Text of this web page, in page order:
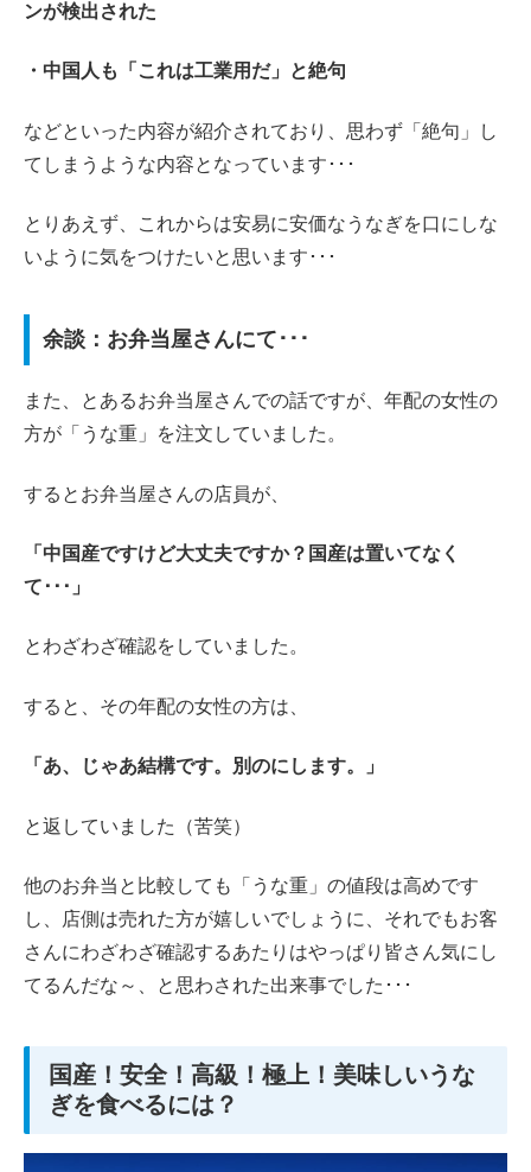
ンが検出された
・中国人も「これは工業用だ」と絶句
などといった内容が紹介されており、思わず「絶句」し
てしまうような内容となっています･･･
とりあえず、これからは安易に安価なうなぎを口にしな
いように気をつけたいと思います･･･
余談：お弁当屋さんにて･･･
また、とあるお弁当屋さんでの話ですが、年配の女性の
方が「うな重」を注文していました。
するとお弁当屋さんの店員が、
「中国産ですけど大丈夫ですか？国産は置いてなく
て･･･」
とわざわざ確認をしていました。
すると、その年配の女性の方は、
「あ、じゃあ結構です。別のにします。」
と返していました（苦笑）
他のお弁当と比較しても「うな重」の値段は高めです
し、店側は売れた方が嬉しいでしょうに、それでもお客
さんにわざわざ確認するあたりはやっぱり皆さん気にし
てるんだな～、と思わされた出来事でした･･･
国産！安全！高級！極上！美味しいうな
ぎを食べるには？